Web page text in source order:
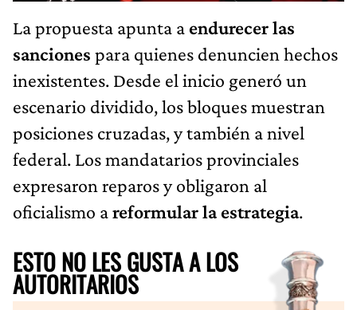
La propuesta apunta a endurecer las
sanciones para quienes denuncien hechos
inexistentes. Desde el inicio generó un
escenario dividido, los bloques muestran
posiciones cruzadas, y también a nivel
federal. Los mandatarios provinciales
expresaron reparos y obligaron al
oficialismo areformular la estrategia.
ESTO NO LES GUSTA A LOS
AUTORITARIOS